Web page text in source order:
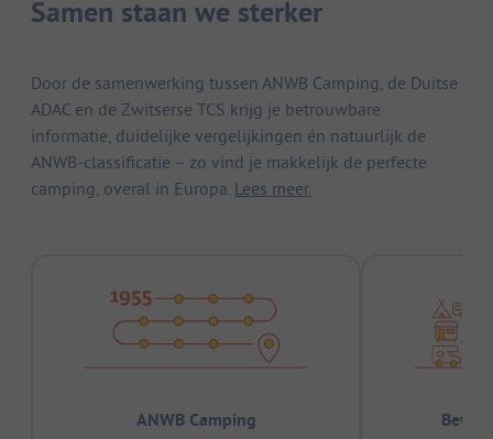
Samen staan we sterker
Door de samenwerking tussen ANWB Camping, de Duitse
ADAC en de Zwitserse TCS krijg je betrouwbare
informatie, duidelijke vergelijkingen én natuurlijk de
ANWB-classificatie – zo vind je makkelijk de perfecte
camping, overal in Europa. Lees meer.
ANWB Camping